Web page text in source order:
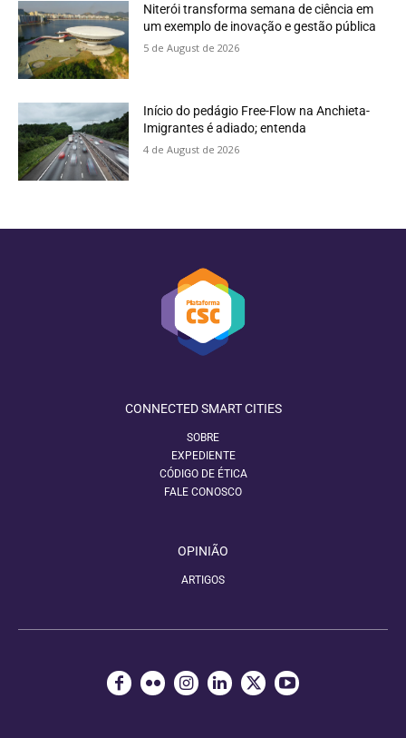
Niterói transforma semana de ciência em
um exemplo de inovação e gestão pública
5 de August de 2026
Início do pedágio Free-Flow na Anchieta-
Imigrantes é adiado; entenda
4 de August de 2026
CONNECTED SMART CITIES
SOBRE
EXPEDIENTE
CÓDIGO DE ÉTICA
FALE CONOSCO
OPINIÃO
ARTIGOS